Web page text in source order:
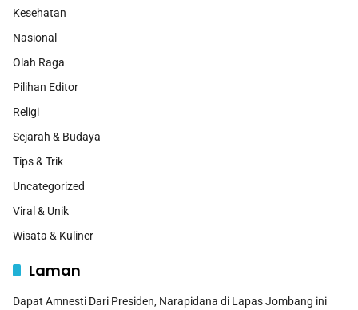
Kesehatan
Nasional
Olah Raga
Pilihan Editor
Religi
Sejarah & Budaya
Tips & Trik
Uncategorized
Viral & Unik
Wisata & Kuliner
Laman
Dapat Amnesti Dari Presiden, Narapidana di Lapas Jombang ini